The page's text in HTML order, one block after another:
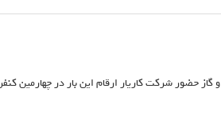
حضور شرکت کاریار ارقام این بار در چهارمین